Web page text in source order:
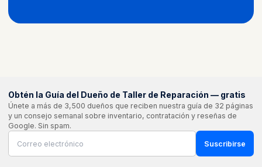
Obtén la Guía del Dueño de Taller de Reparación — gratis
Únete a más de 3,500 dueños que reciben nuestra guía de 32 páginas
y un consejo semanal sobre inventario, contratación y reseñas de
Google. Sin spam.
Suscribirse